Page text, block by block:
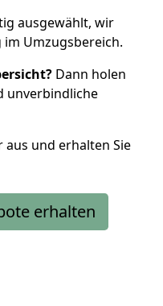
ausgewählt, wir
im Umzugsbereich.
Dann holen
unverbindliche
aus und erhalten Sie
erhalten